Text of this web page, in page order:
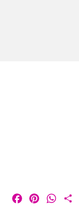
FacebookPinterest